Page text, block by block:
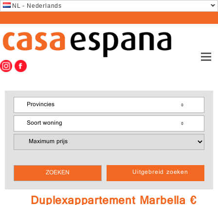
NL - Nederlands
Uitgebreid zoeken
Provincies
Soort woning